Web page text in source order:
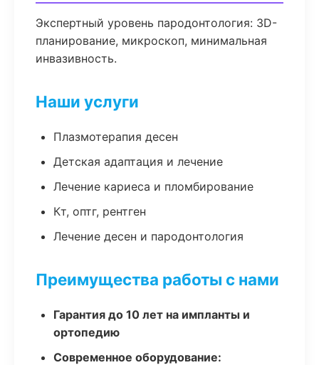
Экспертный уровень пародонтология: 3D-
планирование, микроскоп, минимальная
инвазивность.
Наши услуги
Плазмотерапия десен
Детская адаптация и лечение
Лечение кариеса и пломбирование
Кт, оптг, рентген
Лечение десен и пародонтология
Преимущества работы с нами
Гарантия до 10 лет на импланты и
ортопедию
Современное оборудование: